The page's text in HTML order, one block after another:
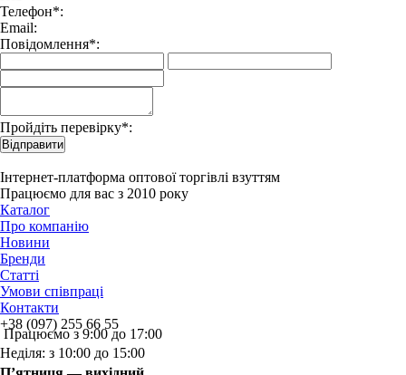
Телефон*:
Email:
Повідомлення*:
Пройдіть перевірку*:
Відправити
Інтернет-платформа оптової торгівлі взуттям
Працюємо для вас з 2010 року
Каталог
Про компанію
Новини
Бренди
Статті
Умови співпраці
Контакти
+38 (097) 255 66 55
Працюємо з 9:00 до 17:00
Неділя: з 10:00 до 15:00